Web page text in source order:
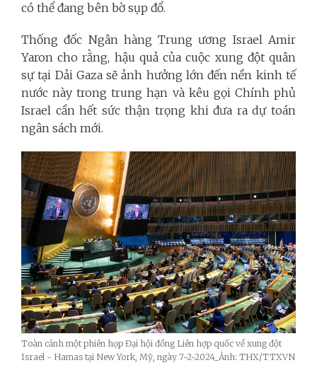
có thể đang bên bờ sụp đổ.
Thống đốc Ngân hàng Trung ương Israel Amir
Yaron cho rằng, hậu quả của cuộc xung đột quân
sự tại Dải Gaza sẽ ảnh hưởng lớn đến nền kinh tế
nước này trong trung hạn và kêu gọi Chính phủ
Israel cần hết sức thận trọng khi đưa ra dự toán
ngân sách mới.
Toàn cảnh một phiên họp Đại hội đồng Liên hợp quốc về xung đột
Israel - Hamas tại New York, Mỹ, ngày 7-2-2024_Ảnh: THX/TTXVN